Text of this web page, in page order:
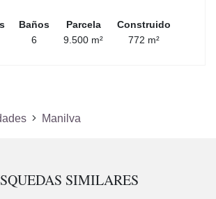
Baños
6
Parcela
9.500 m²
Construido
772 m²
Manilva
SIMILARES